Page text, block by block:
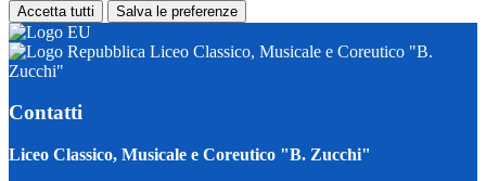
Accetta tutti Salva le preferenze
Liceo Classico, Musicale e Coreutico "B.
Zucchi"
Contatti
Liceo Classico, Musicale e Coreutico "B. Zucchi"